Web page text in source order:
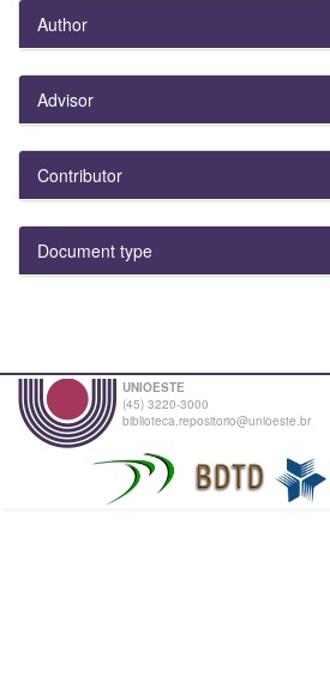
Author
Advisor
Contributor
Document type
UNIOESTE
(45) 3220-3000
biblioteca.repositorio@unioeste.br